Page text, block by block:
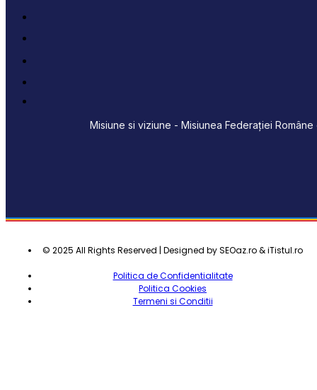
Misiune si viziune - Misiunea Federației
© 2025 All Rights Reserved | Designed by SEOaz.ro & iTistul.ro
Politica de Confidentialitate
Politica Cookies
Termeni si Conditii